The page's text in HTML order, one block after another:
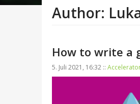
Author:
How to write a
5. Juli 2021, 16:32 ::